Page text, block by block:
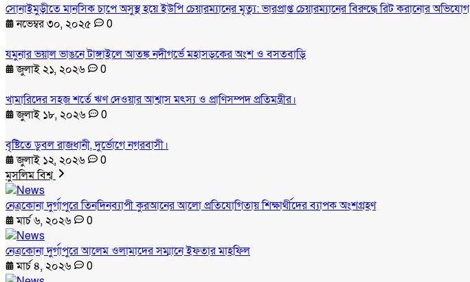
সোনাইমুড়ীতে মানসিক চাপে অসুস্থ হয়ে ইউপি চেয়ারম্যানের মৃত্যু: ভারপ্রাপ্ত চেয়ারম্যানের বিরুদ্ধে রিট করানোর অভিযোগ
নভেম্বর ৩০, ২০২৫
0
যমুনার ভয়াল ভাঙনে টাঙ্গাইলে আতঙ্ক নদীগর্ভে মহাসড়কের অংশ ও বসতবাড়ি
জুলাই ২১, ২০২৬
0
খামারিদের সহজ শর্তে ঋণ দেওয়ার আশ্বাস মৎস্য ও প্রাণিসম্পদ প্রতিমন্ত্রীর।
জুলাই ১৮, ২০২৬
0
বৃষ্টিতে ডুবল রাজধানী, দুর্ভোগে নগরবাসী।
জুলাই ১২, ২০২৬
0
মুসলিম বিশ্ব
নেত্রকোনা দুর্গাপুরে তিনদিনব্যাপী কুরআনের আলো প্রতিযোগিতায় শিক্ষার্থীদের ব্যাপক অংশগ্রহণ
মার্চ ৬, ২০২৬
0
নেত্রকোনা দুর্গাপুরে আলেম ওলামাদের সম্মানে ইফতার মাহফিল
মার্চ ৪, ২০২৬
0